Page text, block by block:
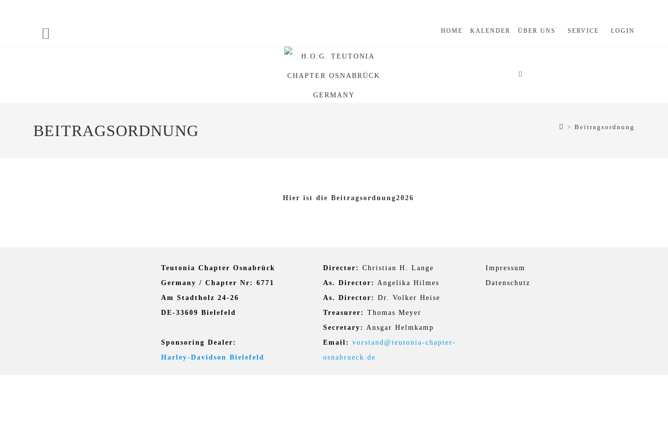
HOME KALENDER ÜBER UNS SERVICE LOGIN
BEITRAGSORDNUNG > Beitragsordnung
Hier ist die Beitragsordnung2026
Teutonia Chapter Osnabrück
Germany / Chapter Nr: 6771
Am Stadtholz 24-26
DE-33609 Bielefeld
Sponsoring Dealer:
Harley-Davidson Bielefeld
Director: Christian H. Lange
As. Director: Angelika Hilmes
As. Director: Dr. Volker Heise
Treasurer: Thomas Meyer
Secretary: Ansgar Helmkamp
Email:
vorstand@teutonia-chapter-
osnabrueck.de
Impressum
Datenschutz